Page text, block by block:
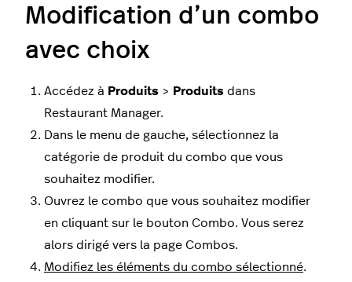
Modification d’un combo
avec choix
Accédez à Produits > Produits dans
Restaurant Manager.
Dans le menu de gauche, sélectionnez la
catégorie de produit du combo que vous
souhaitez modifier.
Ouvrez le combo que vous souhaitez modifier
en cliquant sur le bouton Combo. Vous serez
alors dirigé vers la page Combos.
Modifiez les éléments du combo sélectionné.